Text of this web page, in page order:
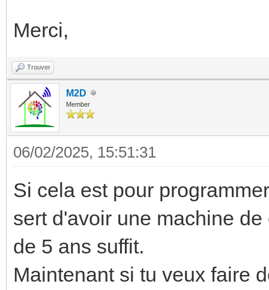
Merci,
Trouver
M2D
Member
06/02/2025, 15:51:31
Si cela est pour
sert d'avoir une machine
de 5 ans suffit.
Maintenant si tu veux faire